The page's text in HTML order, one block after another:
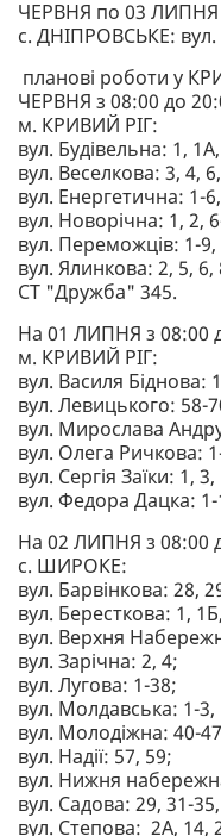
ЧЕРВНЯ по 03 ЛИПНЯ
с. ДНІПРОВСЬКЕ: вул.
планові роботи у
ЧЕРВНЯ з 08:00 до
м. КРИВИЙ РІГ:
вул. Будівельна: 1,
вул. Веселкова: 3, 4,
вул. Енергетична: 1-
вул. Новорічна: 1, 2,
вул. Переможців: 1-9,
вул. Ялинкова: 2, 5, 6,
СТ "Дружба" 345.
На 01 ЛИПНЯ з 08:00
м. КРИВИЙ РІГ:
вул. Василя Біднова:
вул. Левицького: 58-
вул. Мирослава
вул. Олега Ричкова:
вул. Сергія Заїки: 1,
вул. Федора Дацка:
На 02 ЛИПНЯ з 08:00
с. ШИРОКЕ:
вул. Барвінкова: 28,
вул. Бересткова: 1,
вул. Верхня
вул. Зарічна: 2, 4;
вул. Лугова: 1-38;
вул. Молдавська: 1-3,
вул. Молодіжна: 40-
вул. Надії: 57, 59;
вул. Нижня
вул. Садова: 29, 31-
вул. Степова: 2А, 14,